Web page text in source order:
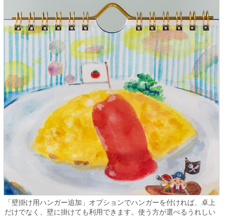
「壁掛け用ハンガー追加」オプションでハンガーを付ければ、卓上
だけでなく、壁に掛けても利用できます。使う方が選べるうれしい